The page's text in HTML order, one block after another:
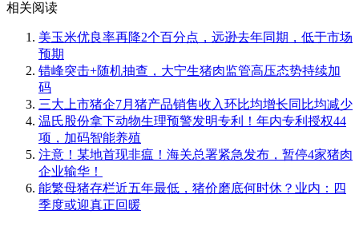
相关阅读
美玉米优良率再降2个百分点，远逊去年同期，低于市场
预期
错峰突击+随机抽查，大宁生猪肉监管高压态势持续加
码
三大上市猪企7月猪产品销售收入环比均增长同比均减少
温氏股份拿下动物生理预警发明专利！年内专利授权44
项，加码智能养殖
注意！某地首现非瘟！海关总署紧急发布，暂停4家猪肉
企业输华！
能繁母猪存栏近五年最低，猪价磨底何时休？业内：四
季度或迎真正回暖